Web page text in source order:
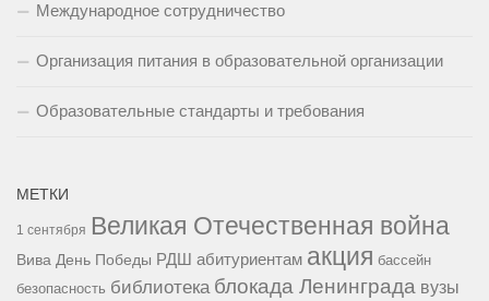
Международное сотрудничество
Организация питания в образовательной организации
Образовательные стандарты и требования
МЕТКИ
1 сентября Великая Отечественная война
Вива День Победы РДШ абитуриентам акция бассейн
безопасность библиотека блокада Ленинграда вузы